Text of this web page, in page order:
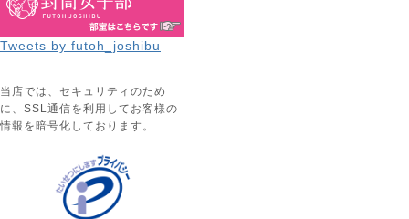
Tweets by futoh_joshibu
当店では、セキュリティのため
に、SSL通信を利用してお客様の
情報を暗号化しております。